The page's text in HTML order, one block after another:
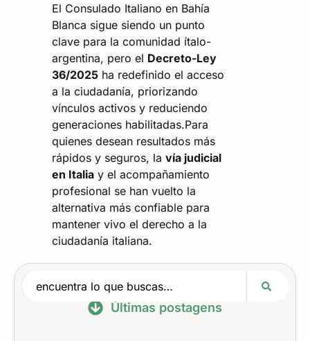
Últimas postagens
El Consulado Italiano en Bahía
Blanca sigue siendo un punto
clave para la comunidad ítalo-
argentina, pero el Decreto-Ley
36/2025ha redefinido el acceso
a la ciudadanía, priorizando
vínculos activos y reduciendo
generaciones habilitadas.Para
quienes desean resultados más
rápidos y seguros, la vía judicial
en Italiay el acompañamiento
profesional se han vuelto la
alternativa más confiable para
mantener vivo el derecho a la
ciudadanía italiana.